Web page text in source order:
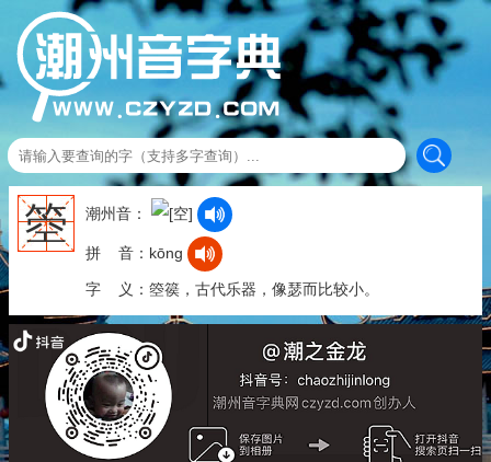
箜 潮州音：
拼 音：kōng
字 义：箜篌，古代乐器，像瑟而比较小。